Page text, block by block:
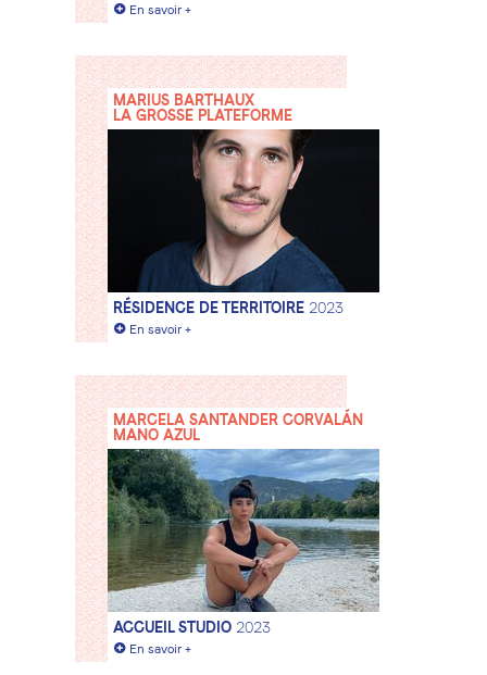
+ En savoir +
MARIUS BARTHAUX
LA GROSSE PLATEFORME
RÉSIDENCE DE TERRITOIRE 2023
+ En savoir +
MARCELA SANTANDER CORVALÁN
MANO AZUL
ACCUEIL STUDIO 2023
+ En savoir +